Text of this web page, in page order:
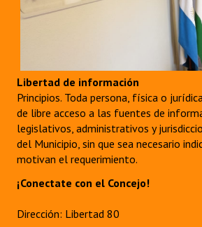
Libertad de información
Principios. Toda persona, física o
de libre acceso a las fuentes de
legislativos, administrativos y
del Municipio, sin que sea necesario
motivan el requerimiento.
¡Conectate con el Concejo!
Dirección: Libertad 80